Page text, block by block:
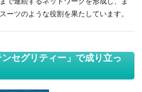
ーツのような役割を果たしています。
セグリティー」で成り立っ